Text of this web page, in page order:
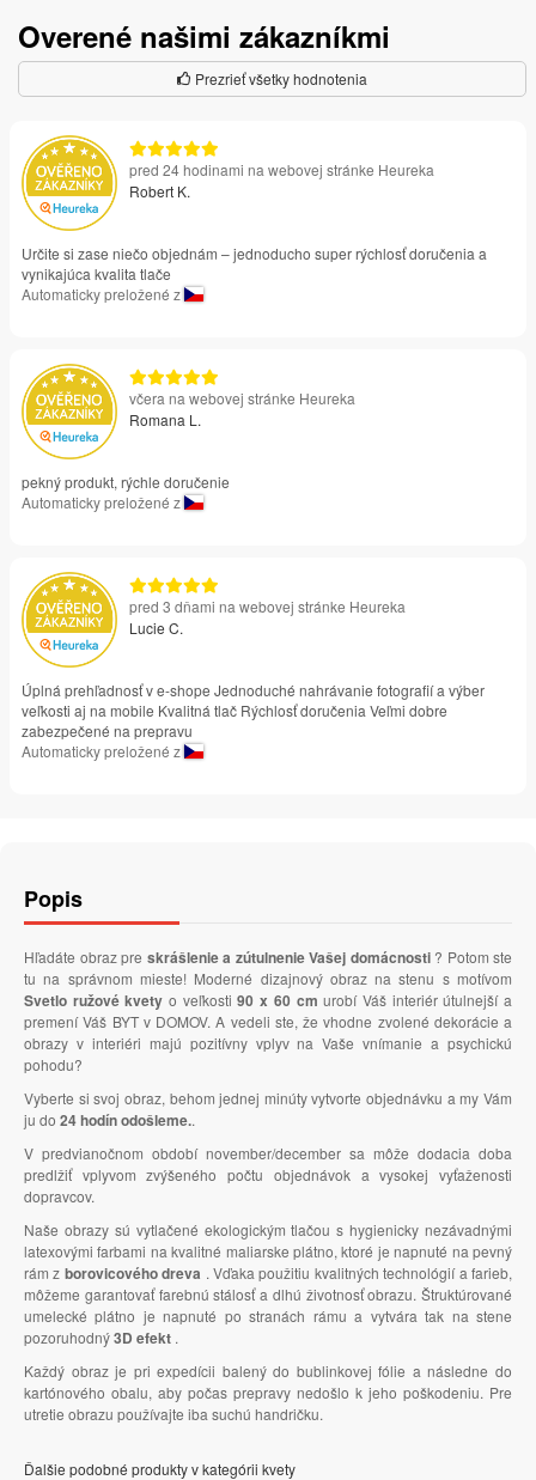
Overené našimi zákazníkmi
Prezrieť všetky hodnotenia
pred 24 hodinami na webovej stránke Heureka
Robert K.
Určite si zase niečo objednám – jednoducho super rýchlosť doručenia a
vynikajúca kvalita tlače
Automaticky preložené z
včera na webovej stránke Heureka
Romana L.
pekný produkt, rýchle doručenie
Automaticky preložené z
pred 3 dňami na webovej stránke Heureka
Lucie C.
Úplná prehľadnosť v e-shope Jednoduché nahrávanie fotografií a výber
veľkosti aj na mobile Kvalitná tlač Rýchlosť doručenia Veľmi dobre
zabezpečené na prepravu
Automaticky preložené z
Popis
Hľadáte obraz pre skrášlenie a zútulnenie Vašej domácnosti ? Potom ste
tu na správnom mieste! Moderné dizajnový obraz na stenu s motívom
Svetlo ružové kvety o veľkosti90 x 60 cm urobí Váš interiér útulnejší a
premení Váš BYT v DOMOV. A vedeli ste, že vhodne zvolené dekorácie a
obrazy v interiéri majú pozitívny vplyv na Vaše vnímanie a psychickú
pohodu?
Vyberte si svoj obraz, behom jednej minúty vytvorte objednávku a my Vám
ju do 24 hodín odošleme..
V predvianočnom období november/december sa môže dodacia doba
predlžiť vplyvom zvýšeného počtu objednávok a vysokej vyťaženosti
dopravcov.
Naše obrazy sú vytlačené ekologickým tlačou s hygienicky nezávadnými
latexovými farbami na kvalitné maliarske plátno, ktoré je napnuté na pevný
rám z borovicového dreva . Vďaka použitiu kvalitných technológií a farieb,
môžeme garantovať farebnú stálosť a dlhú životnosť obrazu. Štruktúrované
umelecké plátno je napnuté po stranách rámu a vytvára tak na stene
pozoruhodný3D efekt .
Každý obraz je pri expedícii balený do bublinkovej fólie a následne do
kartónového obalu, aby počas prepravy nedošlo k jeho poškodeniu. Pre
utretie obrazu používajte iba suchú handričku.
Ďalšie podobné produkty v kategórii kvety